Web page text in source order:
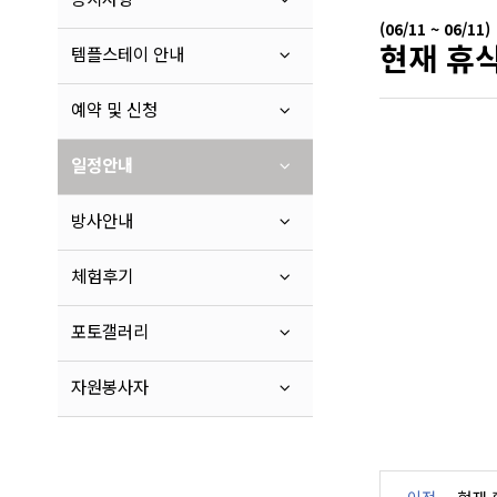
템플스테이 안내
예약 및 신청
일정안내
방사안내
체험후기
포토갤러리
자원봉사자
(06/11 ~ 06/11)
현재 휴